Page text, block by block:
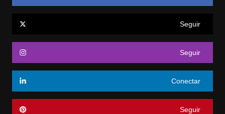
Seguir
Seguir
Conectar
Seguir